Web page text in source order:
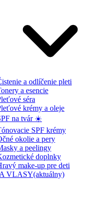
a odlíčenie pleti
a esencie
séra
krémy a oleje
na tvár ☀️
SPF krémy
okolie a pery
a peelingy
doplnky
make-up pre deti
VLASY(aktuálny)